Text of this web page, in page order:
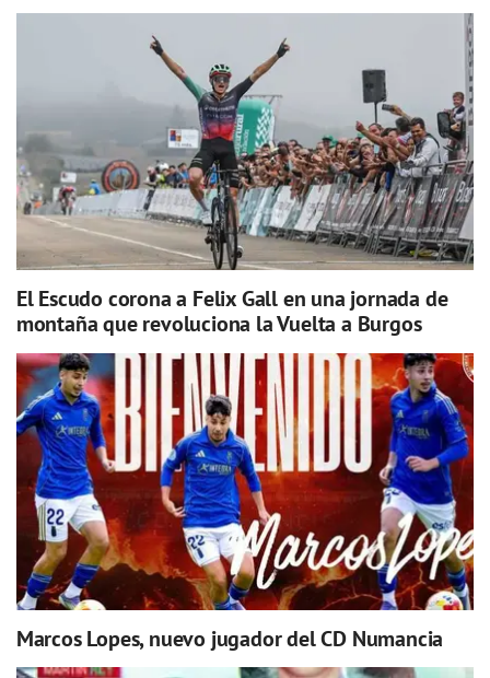
El Escudo corona a Felix Gall en una jornada de
montaña que revoluciona la Vuelta a Burgos
Marcos Lopes, nuevo jugador del CD Numancia